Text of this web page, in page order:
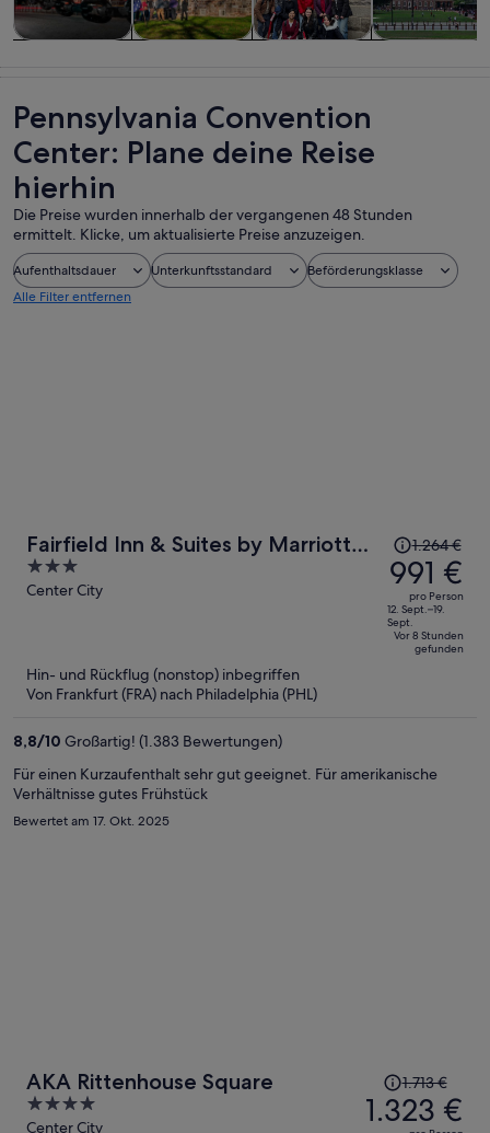
Pennsylvania Convention
Center: Plane deine Reise
hierhin
Die Preise wurden innerhalb der vergangenen 48 Stunden
ermittelt. Klicke, um aktualisierte Preise anzuzeigen.
Aufenthaltsdauer Unterkunftsstandard
Beförderungsklasse
Alle Filter entfernen
Fairfield Inn & Suites by Marriott
Philadelphia Downtown/Center City
3
out
Center City
Der
Preis
betrug
1.264 €,
jetzt
beträgt
1.264 €
991 €
pro Person
12. Sept.–19.
Sept.
Vor 8 Stunden
gefunden
Hin- und Rückflug (nonstop) inbegriffen
Von Frankfurt (FRA) nach Philadelphia (PHL)
8,8/10 Großartig! (1.383 Bewertungen)
Für einen Kurzaufenthalt sehr gut geeignet. Für amerikanische
Verhältnisse gutes Frühstück
Bewertet am 17. Okt. 2025
AKA Rittenhouse Square
4
out
Center City
Der
Preis
betrug
1.713 €
1.323 €